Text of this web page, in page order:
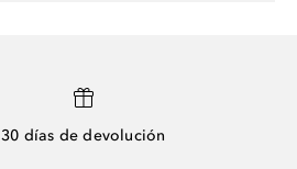
30 días de devolución